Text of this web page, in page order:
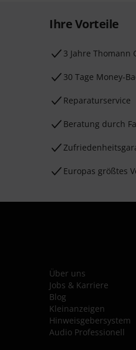
Ihre Vorteile
3 Jahre Thomann
30 Tage Money-
Reparaturservice
Beratung durch
Europas größtes
Über uns
Jobs & Karriere
Blog
Kleinanzeigen
Hinweisgebersystem
Audio Professionell